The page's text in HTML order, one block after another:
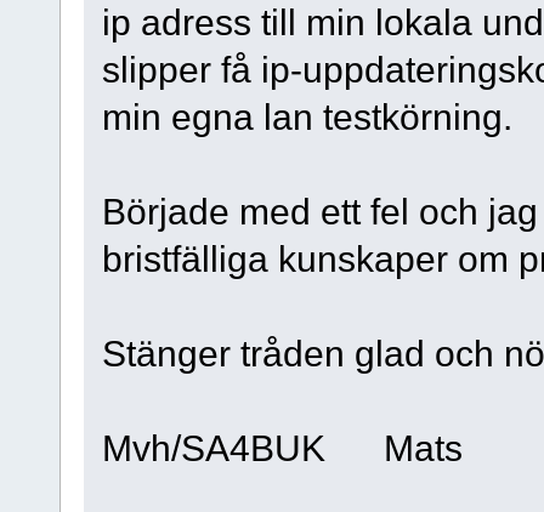
ip adress till min lokala
slipper få ip-
min egna lan testkörning.
Började med ett fel och
bristfälliga kunskaper om
Stänger tråden glad och
Mvh/SA4BUK Mats